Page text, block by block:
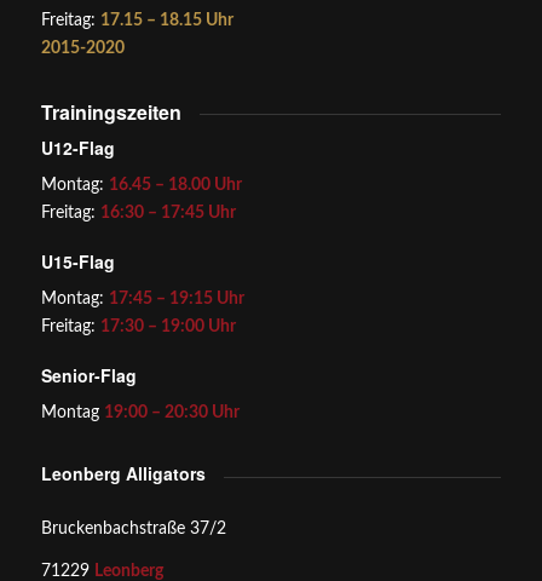
Freitag: 17.15 – 18.15 Uhr
2015-2020
Trainingszeiten
U12-Flag
Montag: 16.45 – 18.00 Uhr
Freitag: 16:30 – 17:45 Uhr
U15-Flag
Montag: 17:45 – 19:15 Uhr
Freitag: 17:30 – 19:00 Uhr
Senior-Flag
Montag 19:00 – 20:30 Uhr
Leonberg Alligators
Bruckenbachstraße 37/2
71229 Leonberg